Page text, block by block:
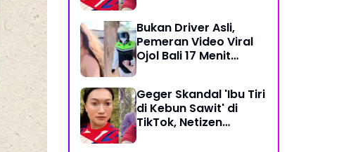
Bukan Driver Asli,
Pemeran Video Viral
Ojol Bali 17 Menit
Geger Skandal 'Ibu Tiri
di Kebun Sawit' di
TikTok, Netizen